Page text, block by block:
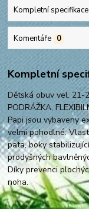
Kompletní specifikace
Komentáře 0
Kompletní
Dětská obuv vel. 21-
PODRÁŽKA,
Papi jsou vybaveny
velmi pohodlné.
pata, boky
prodyšných
Díky prevenci
noha.